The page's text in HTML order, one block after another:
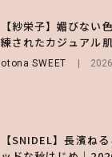
【紗栄子】媚びな
練されたカジュアル
otona SWEET
【SNIDEL】長濱ね
【大原優乃】夏メイ
ッとしちゃう色っぽ“
BEAUTY
【スタバ】約160通
る⁉ 39店舗限定『
【付録】総柄ハロー
ノ国屋コラボの“優
い味方！【オトナミ
2026.07.12
【谷まりあ】夏は“
げなく肌見せ！透け